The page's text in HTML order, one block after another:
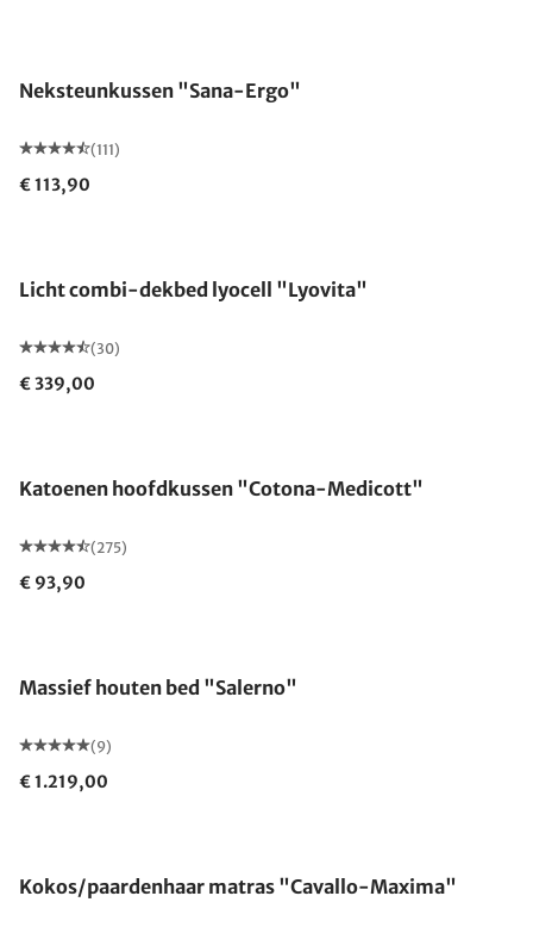
Neksteunkussen "Sana-Ergo"
(111)
€ 113,90
Licht combi-dekbed lyocell "Lyovita"
(30)
€ 339,00
Katoenen hoofdkussen "Cotona-Medicott"
(275)
€ 93,90
Massief houten bed "Salerno"
(9)
€ 1.219,00
Kokos/paardenhaar matras "Cavallo-Maxima"